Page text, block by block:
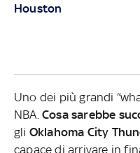
Houston
Uno dei più grandi
NBA. Cosa sarebbe
gli Oklahoma City
capace di arrivare in